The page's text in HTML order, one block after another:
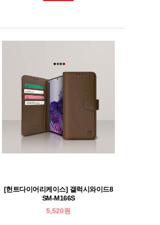
[헌트다이어리케이스] 갤럭시와이드8
SM-M166S
5,520원